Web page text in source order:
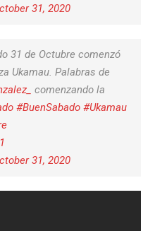
31, 2020
31 de Octubre comenzó
Ukamau. Palabras de
comenzando la
#BuenSabado #Ukamau
31, 2020